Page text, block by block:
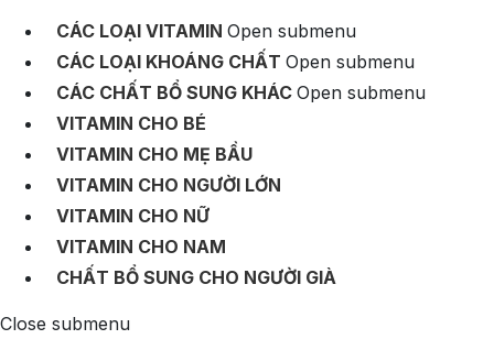
CÁC LOẠI VITAMIN Open submenu
CÁC LOẠI KHOÁNG CHẤT Open submenu
CÁC CHẤT BỔ SUNG KHÁC Open submenu
VITAMIN CHO BÉ
VITAMIN CHO MẸ BẦU
VITAMIN CHO NGƯỜI LỚN
VITAMIN CHO NỮ
VITAMIN CHO NAM
CHẤT BỔ SUNG CHO NGƯỜI GIÀ
Close submenu